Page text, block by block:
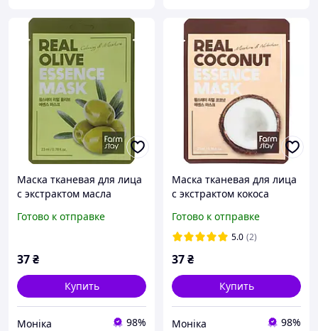
Маска тканевая для лица
с экстрактом масла
Essence Mask 23 мл
Готово к отправке
37₴
Купить
Моніка 98%
Маска тканевая для лица
с экстрактом кокоса
Essence Mask 23 мл
Готово к отправке
5.0 (2)
37₴
Купить
Моніка 98%